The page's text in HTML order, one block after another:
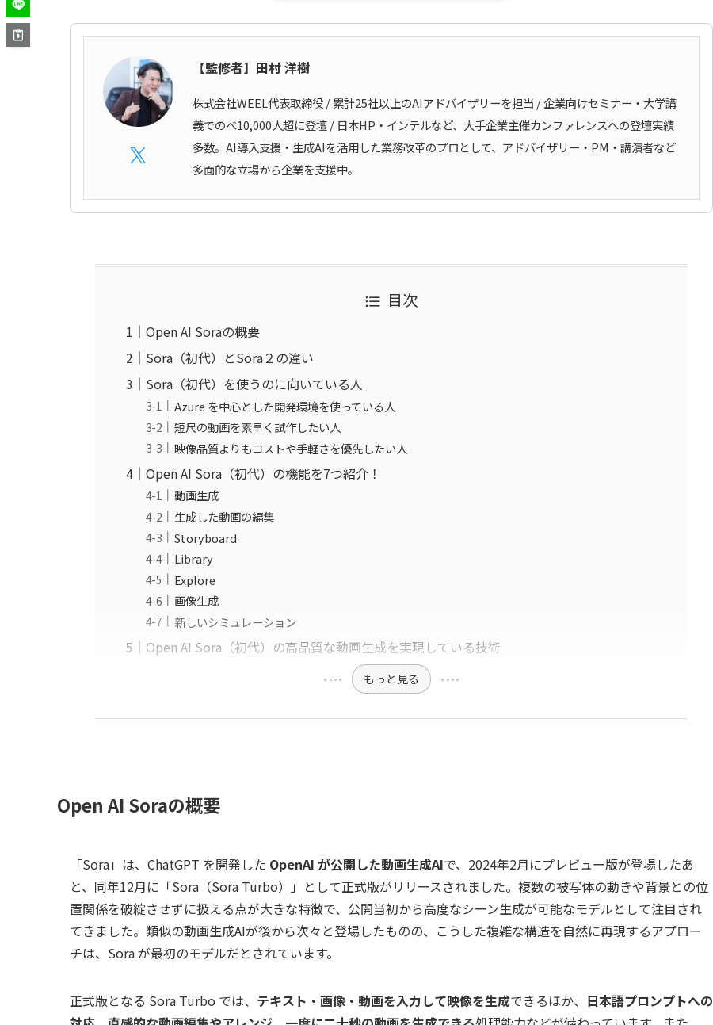
【監修者】 田村 洋樹
株式会社WEEL代表取締役 / 累計25社以上のAIアドバイザリーを担当 / 企業向けセミナー・大学講
義でのべ10,000人超に登壇 / 日本HP・インテルなど、大手企業主催カンファレンスへの登壇実績
多数。AI導入支援・生成AIを活用した業務改革のプロとして、アドバイザリー・PM・講演者など
多面的な立場から企業を支援中。
目次
Open AI Soraの概要
Sora（初代）とSora２の違い
Sora（初代）を使うのに向いている人
Azure を中心とした開発環境を使っている人
短尺の動画を素早く試作したい人
映像品質よりもコストや手軽さを優先したい人
Open AI Sora（初代）の機能を7つ紹介！
動画生成
生成した動画の編集
Storyboard
Library
Explore
画像生成
新しいシミュレーション
Open AI Sora（初代）の高品質な動画生成を実現している技術
もっと見る
Open AI Soraの概要
「Sora」は、ChatGPT を開発した OpenAI が公開した動画生成AIで、2024年2月にプレビュー版が登場したあ
と、同年12月に「Sora（Sora Turbo）」として正式版がリリースされました。複数の被写体の動きや背景との位
置関係を破綻させずに扱える点が大きな特徴で、公開当初から高度なシーン生成が可能なモデルとして注目され
てきました。類似の動画生成AIが後から次々と登場したものの、こうした複雑な構造を自然に再現するアプロー
チは、Sora が最初のモデルだとされています。
正式版となる Sora Turbo では、 テキスト・画像・動画を入力して映像を生成できるほか、 日本語プロンプトへの